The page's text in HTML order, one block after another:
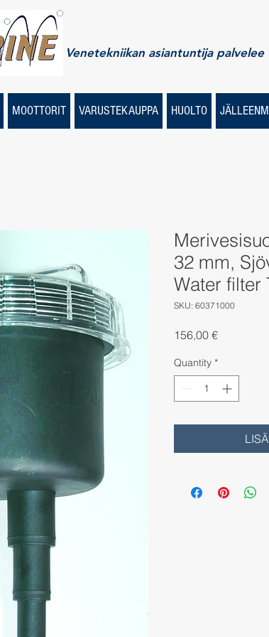
Venetekniikan asiantuntija palvelee
MOOTTORIT VARUSTEKAUPPA HUOLTO
32 mm,
Water filter
SKU: 60371000
156,00 €Price
Quantity *